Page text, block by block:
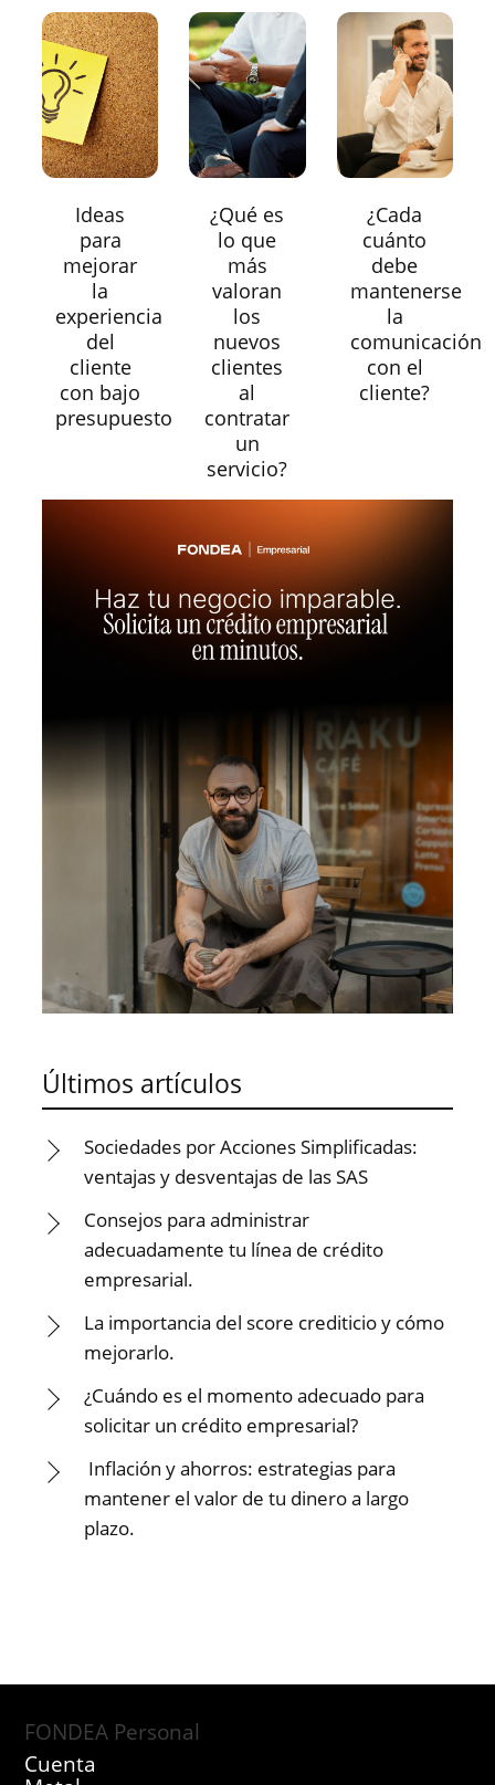
Ideas
para
mejorar
la
experiencia
del
cliente
con bajo
presupuesto
¿Qué es
lo que
más
valoran
los
nuevos
clientes
al
contratar
un
servicio?
¿Cada
cuánto
debe
mantenerse
la
comunicación
con el
cliente?
Últimos artículos
Sociedades por Acciones Simplificadas:
ventajas y desventajas de las SAS
Consejos para administrar
adecuadamente tu línea de crédito
empresarial.
La importancia del score crediticio y cómo
mejorarlo.
¿Cuándo es el momento adecuado para
solicitar un crédito empresarial?
Inflación y ahorros: estrategias para
mantener el valor de tu dinero a largo
plazo.
FONDEA Personal
Cuenta